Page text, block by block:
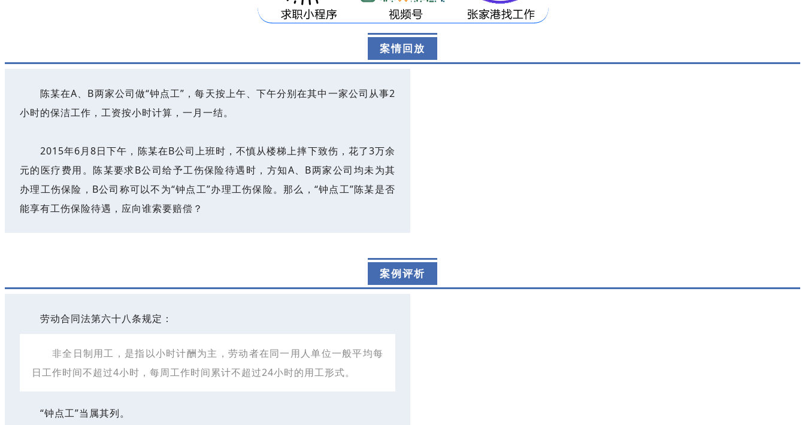
案情回放
陈某在A、B两家公司做“钟点工”，每天按上午、下午分别在其中一家公司从事2
小时的保洁工作，工资按小时计算，一月一结。
2015年6月8日下午，陈某在B公司上班时，不慎从楼梯上摔下致伤，花了3万余
元的医疗费用。陈某要求B公司给予工伤保险待遇时，方知A、B两家公司均未为其
办理工伤保险，B公司称可以不为“钟点工”办理工伤保险。那么，“钟点工”陈某是否
能享有工伤保险待遇，应向谁索要赔偿？
案例评析
劳动合同法第六十八条规定：
非全日制用工，是指以小时计酬为主，劳动者在同一用人单位一般平均每
日工作时间不超过4小时，每周工作时间累计不超过24小时的用工形式。
“钟点工”当属其列。